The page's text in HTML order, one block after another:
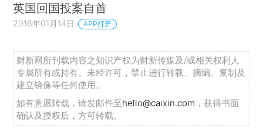
英国回国投案自首
2016年01月14日 APP打开
财新网所刊载内容之知识产权为财新传媒及/或相关权利人
专属所有或持有。未经许可，禁止进行转载、摘编、复制及
建立镜像等任何使用。
如有意愿转载，请发邮件至hello@caixin.com ，获得书面
确认及授权后，方可转载。